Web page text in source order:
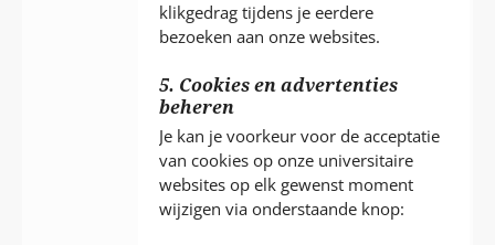
klikgedrag tijdens je eerdere
bezoeken aan onze websites.
5. Cookies en advertenties
beheren
Je kan je voorkeur voor de acceptatie
van cookies op onze universitaire
websites op elk gewenst moment
wijzigen via onderstaande knop: